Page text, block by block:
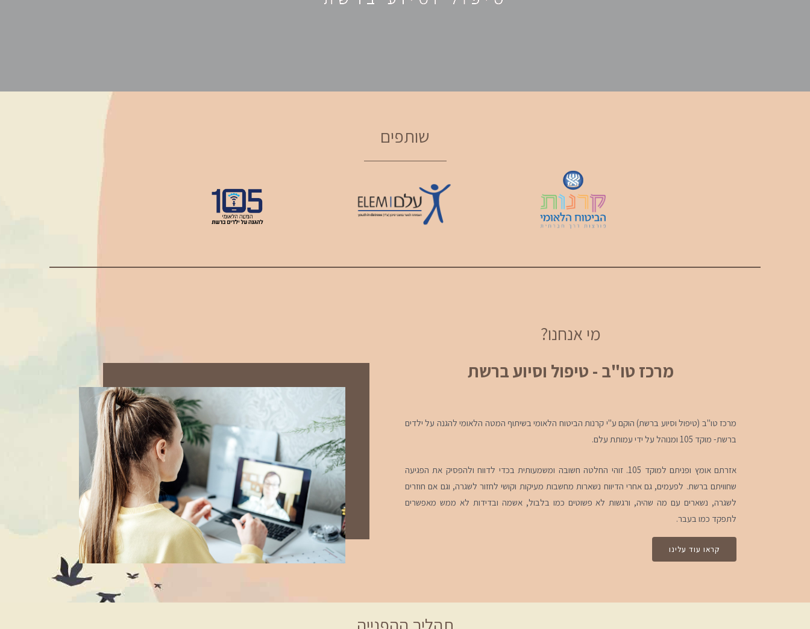
שותפים
מי אנחנו?
מרכז טו"ב - טיפול וסיוע ברשת
מרכז טו"ב (טיפול וסיוע ברשת) הוקם ע"י קרנות הביטוח הלאומי בשיתוף המטה הלאומי להגנה על ילדים
ברשת- מוקד 105 ומנוהל על ידי עמותת עלם.
אזרתם אומץ ופניתם למוקד 105. זוהי החלטה חשובה ומשמעותית בכדי לדווח ולהפסיק את הפגיעה
שחוויתם ברשת. לפעמים, גם אחרי הדיווח נשארות מחשבות מעיקות וקושי לחזור לשגרה, וגם אם חוזרים
לשגרה, נשארים עם מה שהיה, ורגשות לא פשוטים כמו בלבול, אשמה ובדידות לא ממש מאפשרים
לתפקד כמו בעבר.
קראו עוד עלינו